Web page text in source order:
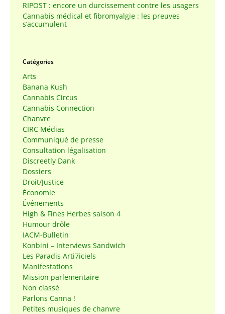
RIPOST : encore un durcissement contre les usagers
Cannabis médical et fibromyalgie : les preuves
s’accumulent
Catégories
Arts
Banana Kush
Cannabis Circus
Cannabis Connection
Chanvre
CIRC Médias
Communiqué de presse
Consultation légalisation
Discreetly Dank
Dossiers
Droit/Justice
Économie
Événements
High & Fines Herbes saison 4
Humour drôle
IACM-Bulletin
Konbini – Interviews Sandwich
Les Paradis Arti7iciels
Manifestations
Mission parlementaire
Non classé
Parlons Canna !
Petites musiques de chanvre